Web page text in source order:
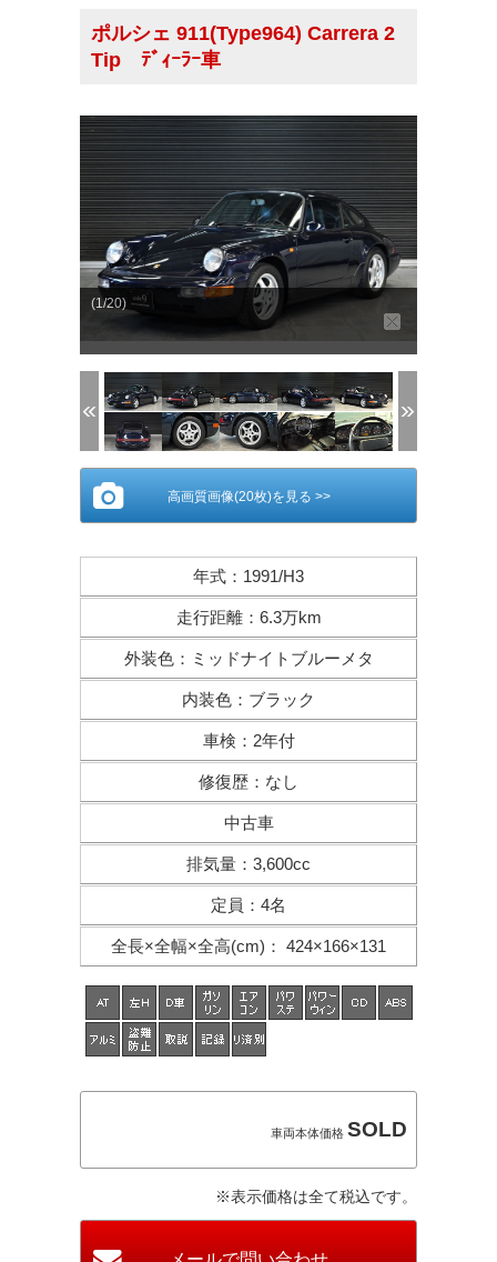
ポルシェ 911(Type964) Carrera 2
Tip ﾃﾞｨｰﾗｰ車
(1/20)
高画質画像(20枚)を見る >>
年式 ： 1991/H3
走行距離： 6.3万km
外装色： ミッドナイトブルーメタ
内装色 ： ブラック
車検 ： 2年付
修復歴 ： なし
中古車
排気量 ： 3,600cc
定員 ： 4名
全長×全幅×全高(cm) ： 424×166×131
車両本体価格 SOLD
※表示価格は全て税込です。